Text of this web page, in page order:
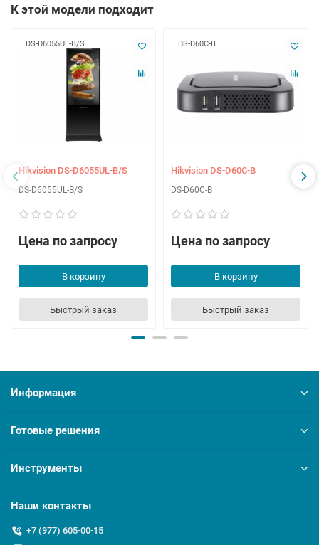
К этой модели подходит
DS-D6055UL-B/S
Hikvision DS-D6055UL-B/S
DS-D6055UL-B/S
Цена по запросу
В корзину
Быстрый заказ
DS-D60C-B
Hikvision DS-D60C-B
DS-D60C-B
Цена по запросу
В корзину
Быстрый заказ
Информация
Готовые решения
Инструменты
Наши контакты
+7 (977) 605-00-15